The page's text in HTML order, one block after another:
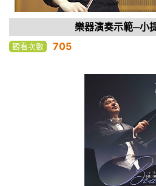
樂器演奏示範─小
觀看次數 705